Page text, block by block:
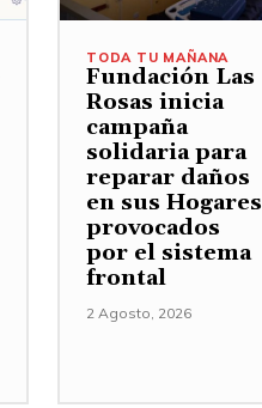
TODA TU MAÑANA
Fundación Las
Rosas inicia
campaña
solidaria para
reparar daños
en sus Hogares
provocados
por el sistema
frontal
2 Agosto, 2026